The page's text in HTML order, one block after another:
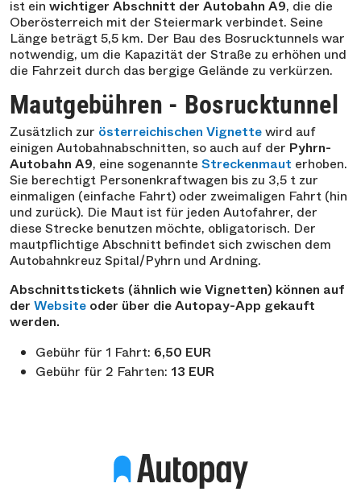
ist ein wichtiger Abschnitt der Autobahn A9, die die
Oberösterreich mit der Steiermark verbindet. Seine
Länge beträgt 5,5 km. Der Bau des Bosrucktunnels war
notwendig, um die Kapazität der Straße zu erhöhen und
die Fahrzeit durch das bergige Gelände zu verkürzen.
Mautgebühren - Bosrucktunnel
Zusätzlich zur österreichischen Vignettewird auf
einigen Autobahnabschnitten, so auch auf der Pyhrn-
Autobahn A9, eine sogenannte Streckenmaut erhoben.
Sie berechtigt Personenkraftwagen bis zu 3,5 t zur
einmaligen (einfache Fahrt) oder zweimaligen Fahrt (hin
und zurück). Die Maut ist für jeden Autofahrer, der
diese Strecke benutzen möchte, obligatorisch. Der
mautpflichtige Abschnitt befindet sich zwischen dem
Autobahnkreuz Spital/Pyhrn und Ardning.
Abschnittstickets (ähnlich wie Vignetten) können auf
der Website oder über die Autopay-App gekauft
werden.
Gebühr für 1 Fahrt: 6,50 EUR
Gebühr für 2 Fahrten: 13 EUR